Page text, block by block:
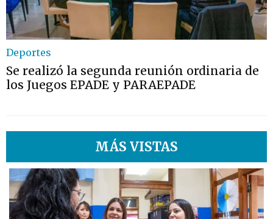
Deportes
Se realizó la segunda reunión ordinaria de
los Juegos EPADE y PARAEPADE
MÁS VISTAS
1